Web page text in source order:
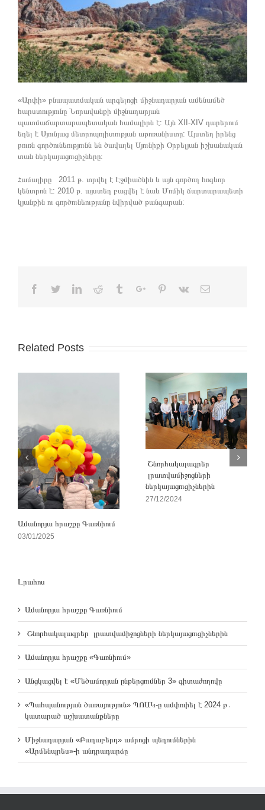
«Արփի» բնապատմական արգելոցի միջնադարյան ամենամեծ
հարստությունը Նորավանքի միջնադարյան
պատմաճարտարապետական համալիրն է: Այն XII-XIV դարերում
եղել է Սյունյաց մետրոպոլիտության աթոռանիստը: Այստեղ իրենց
բուռն գործունեությունն են ծավալել Սյունիքի Օրբելյան իշխանական
տան ներկայացուցիչները:
Համալիրը 2011 թ. տրվել է Էջմիածնին և այն գործող հոգևոր
կենտրոն է: 2010 թ. այստեղ բացվել է նաև Մոմիկ ճարտարապետի
կյանքին ու գործունեությանը նվիրված թանգարան:
Facebook
TwitterLinkedinReddit TumblrGoogle+Pinterest
Vk Email
Related Posts
Ամանորյա հրաշքը Գառնիում
03/01/2025
Շնորհակալագրեր
լրատվամիջոցների
ներկայացուցիչներին
27/12/2024
Լրահոս
Ամանորյա հրաշքը Գառնիում
Շնորհակալագրեր լրատվամիջոցների ներկայացուցիչներին
Ամանորյա հրաշքը «Գառնիում»
Անցկացվել է «Մեծամորյան ընթերցումներ 3» գիտաժողովը
«Պահպանության ծառայություն» ՊՈԱԿ-ը ամփոփել է 2024 թ․
կատարած աշխատանքները
Միջնադարյան «Բաղաբերդ» ամրոցի պեղումներին
«Արմենպրես»-ի անդրադարձը